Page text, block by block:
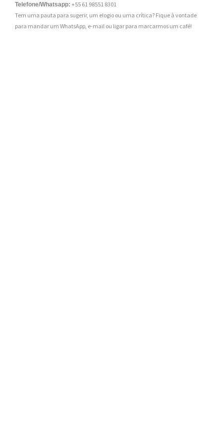
Telefone/Whatsapp: +55 61 98551 8301
Tem uma pauta para sugerir, um elogio ou uma crítica? Fique à vontade
para mandar um WhatsApp, e-mail ou ligar para marcarmos um café!